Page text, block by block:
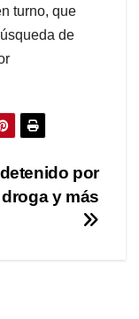
turno, que
de
por
y más